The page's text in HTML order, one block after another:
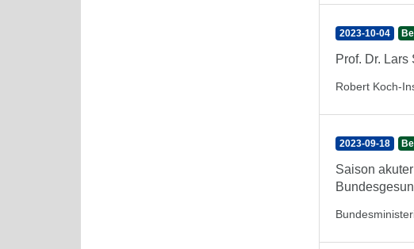
2023-10-04
Prof. Dr.
Robert Koch-
2023-09-18
Saison